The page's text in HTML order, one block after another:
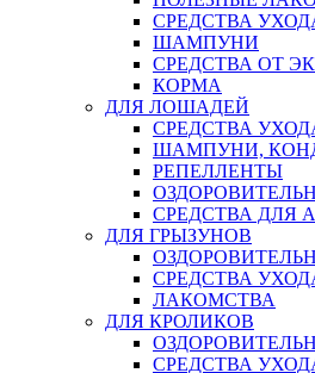
СРЕДСТВА
ШАМПУНИ
СРЕДСТВА ОТ
КОРМА
ДЛЯ ЛОШАДЕЙ
СРЕДСТВА
ШАМПУНИ,
РЕПЕЛЛЕНТЫ
СРЕДСТВА ДЛЯ
ДЛЯ ГРЫЗУНОВ
СРЕДСТВА
ЛАКОМСТВА
ДЛЯ КРОЛИКОВ
СРЕДСТВА